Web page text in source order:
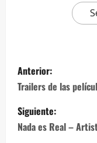
Anterior:
Trailers de las
Siguiente:
Nada es Real –